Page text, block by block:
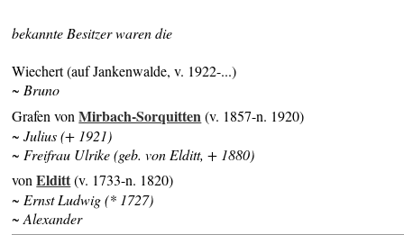
bekannte Besitzer waren die
Wiechert (auf Jankenwalde, v. 1922-...)
~ Bruno
Grafen vonMirbach-Sorquitten(v. 1857-n. 1920)
~ Julius (+ 1921)
~ Freifrau Ulrike (geb. von Elditt, + 1880)
vonElditt(v. 1733-n. 1820)
~ Ernst Ludwig (* 1727)
~ Alexander